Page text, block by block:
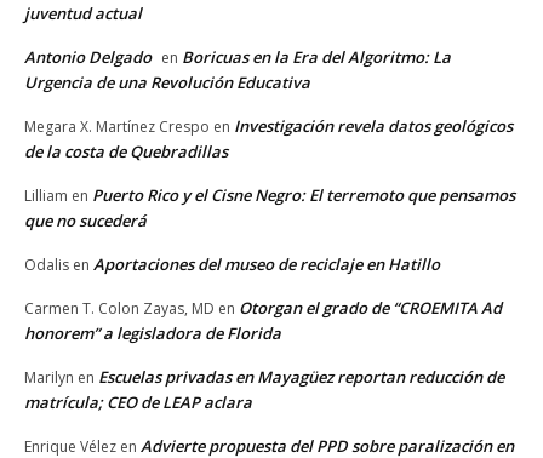
juventud actual
Antonio Delgado en Boricuas en la Era del Algoritmo: La
Urgencia de una Revolución Educativa
Megara X. Martínez Crespo en Investigación revela datos geológicos
de la costa de Quebradillas
Lilliam en Puerto Rico y el Cisne Negro: El terremoto que pensamos
que no sucederá
Odalis en Aportaciones del museo de reciclaje en Hatillo
Carmen T. Colon Zayas, MD en Otorgan el grado de “CROEMITA Ad
honorem” a legisladora de Florida
Marilyn en Escuelas privadas en Mayagüez reportan reducción de
matrícula; CEO de LEAP aclara
Enrique Vélez en Advierte propuesta del PPD sobre paralización en